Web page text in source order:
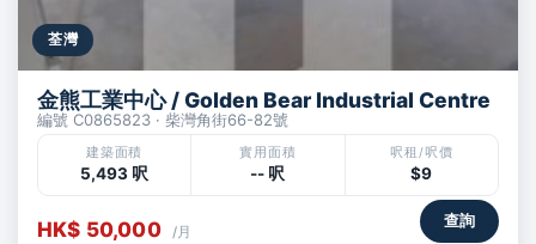
荃灣
金熊工業中心 / Golden Bear Industrial Centre
編號 C0865823 · 柴灣角街66-82號
建築面積
5,493 呎
實用面積
-- 呎
呎租/呎價
$9
HK$ 50,000 /月
查詢